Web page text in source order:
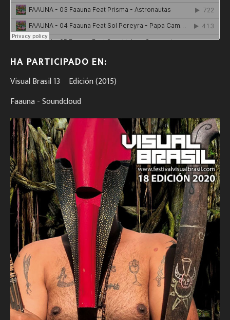
HA PARTICIPADO EN:
Visual Brasil 13º Edición (2015)
Faauna - Soundcloud